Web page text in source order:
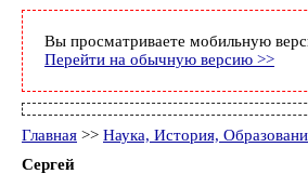
Вы просматриваете мобильную
Перейти на обычную версию >>
Главная >> Наука, История,
Сергей